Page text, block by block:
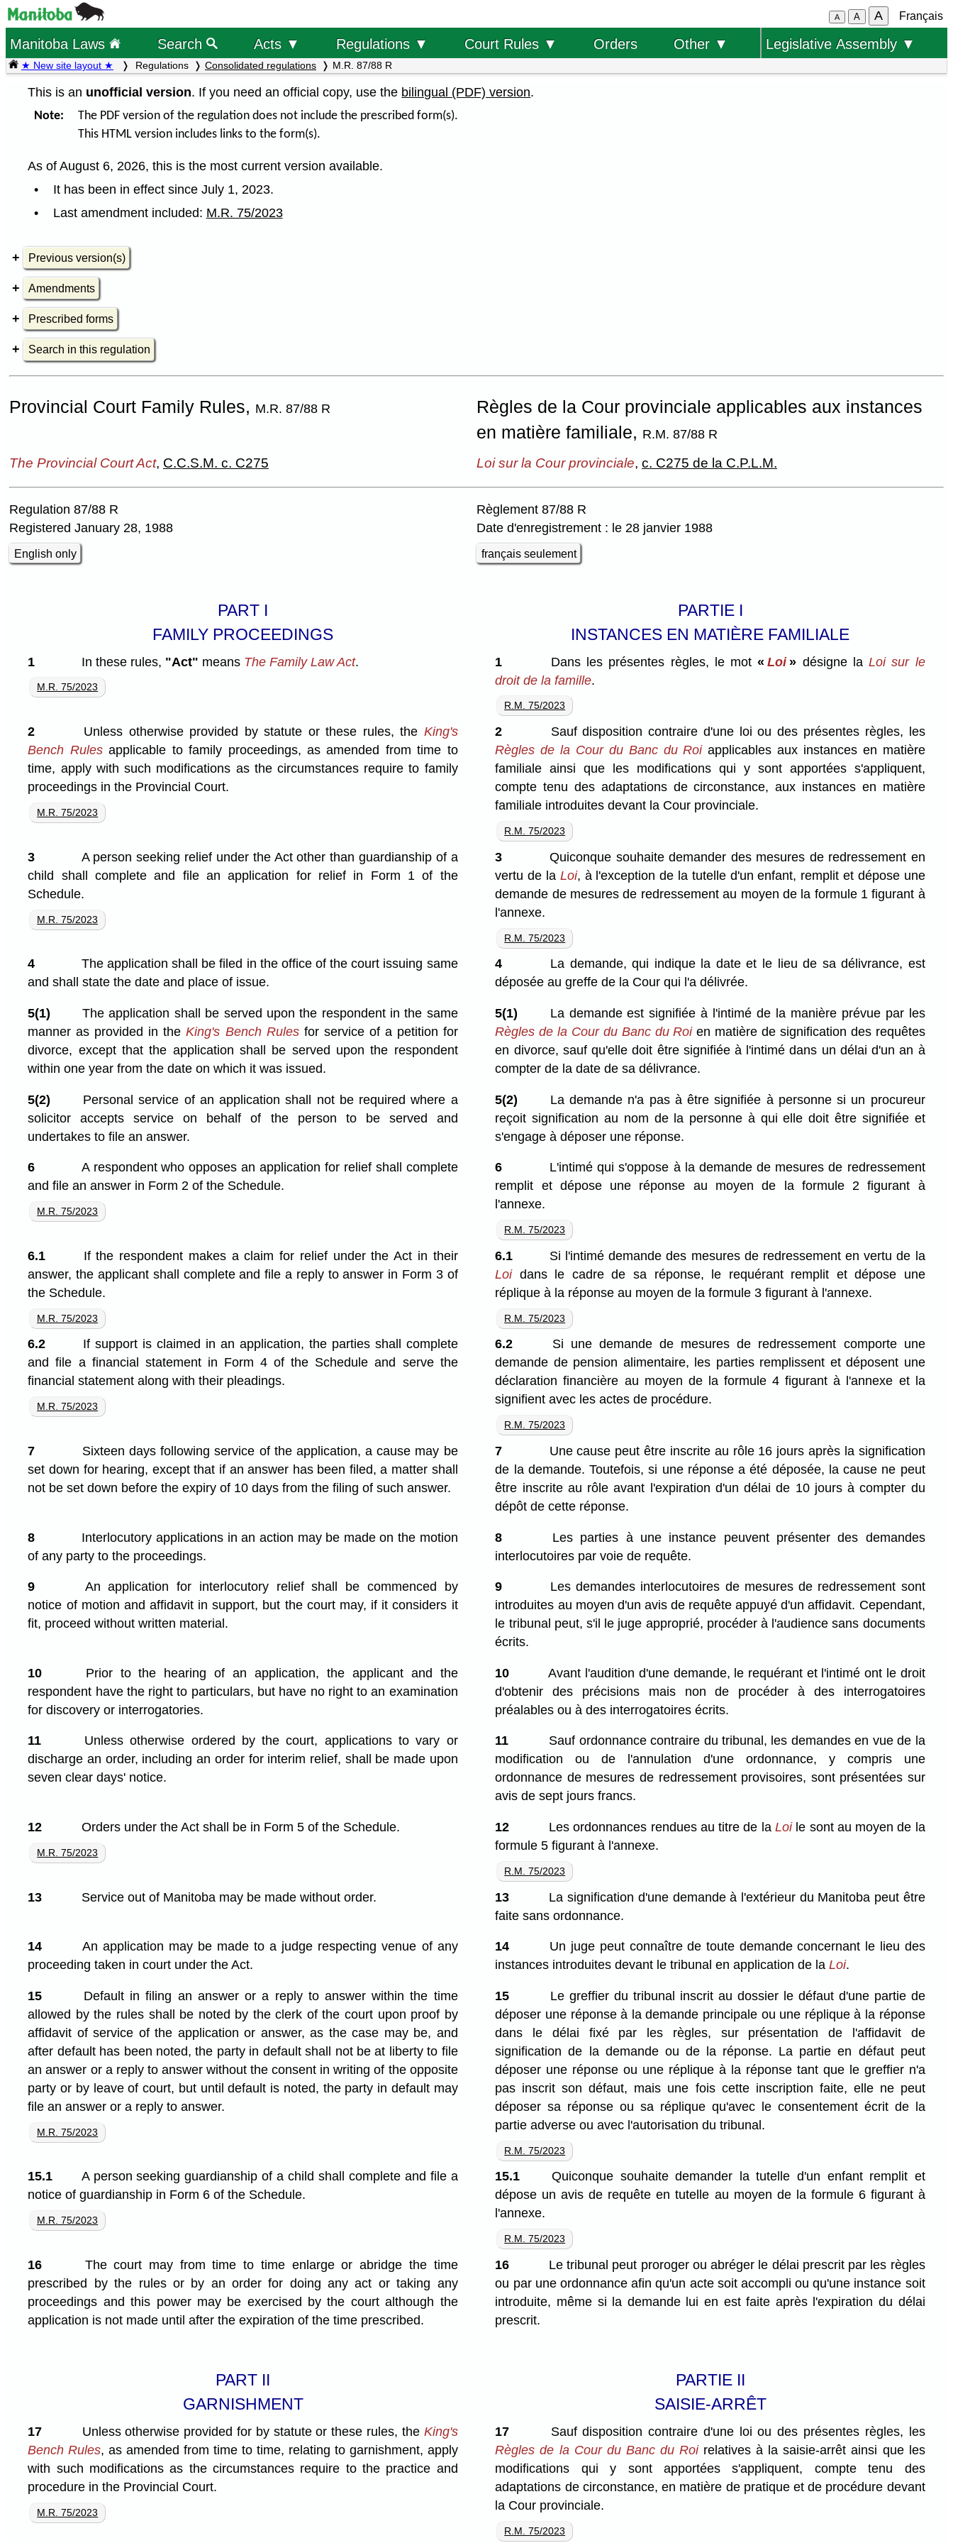
A A A Français
Manitoba Laws Search Acts ▼ Regulations ▼ Court Rules ▼ Orders Other ▼ Legislative Assembly ▼
★ New site layout ★ Regulations Consolidated regulations M.R. 87/88 R
This is an unofficial version. If you need an official copy, use the bilingual (PDF) version.
Note: The PDF version of the regulation does not include the prescribed form(s).
This HTML version includes links to the form(s).
As of August 6, 2026, this is the most current version available.
It has been in effect since July 1, 2023.
Last amendment included: M.R. 75/2023
Previous version(s)
Amendments
Prescribed forms
Search in this regulation
Provincial Court Family Rules, M.R. 87/88 R
Règles de la Cour provinciale applicables aux instances
en matière familiale, R.M. 87/88 R
The Provincial Court Act, C.C.S.M. c. C275 Loi sur la Cour provinciale, c. C275 de la C.P.L.M.
Regulation 87/88 R
Registered January 28, 1988
English only
Règlement 87/88 R
Date d'enregistrement : le 28 janvier 1988
français seulement
PART I
FAMILY PROCEEDINGS
PARTIE I
INSTANCES EN MATIÈRE FAMILIALE
1 In these rules, "Act" means The Family Law Act.
M.R. 75/2023
1 Dans les présentes règles, le mot«Loi» désigne laLoi sur le
droit de la famille.
R.M. 75/2023
2 Unless otherwise provided by statute or these rules, the King's
Bench Rulesapplicable to family proceedings, as amended from time to
time, apply with such modifications as the circumstances require to family
proceedings in the Provincial Court.
M.R. 75/2023
2
Sauf disposition contraire d'une loi ou des présentes règles, les
Règles de la Cour du Banc du Roiapplicables aux instances en matière
familiale ainsi que les modifications qui y sont apportées s'appliquent,
compte tenu des adaptations de circonstance, aux instances en matière
familiale introduites devant la Cour provinciale.
R.M. 75/2023
3
A person seeking relief under the Act other than guardianship of a
child shall complete and file an application for relief in Form 1 of the
Schedule.
M.R. 75/2023
3
Quiconque souhaite demander des mesures de redressement en
vertu de la Loi, à l'exception de la tutelle d'un enfant, remplit et dépose une
demande de mesures de redressement au moyen de la formule 1 figurant à
l'annexe.
R.M. 75/2023
4
The application shall be filed in the office of the court issuing same
and shall state the date and place of issue.
4
La demande, qui indique la date et le lieu de sa délivrance, est
déposée au greffe de la Cour qui l'a délivrée.
5(1)
The application shall be served upon the respondent in the same
manner as provided in theKing's Bench Rulesfor service of a petition for
divorce, except that the application shall be served upon the respondent
within one year from the date on which it was issued.
5(1)
La demande est signifiée à l'intimé de la manière prévue par les
Règles de la Cour du Banc du Roien matière de signification des requêtes
en divorce, sauf qu'elle doit être signifiée à l'intimé dans un délai d'un an à
compter de la date de sa délivrance.
5(2)
Personal service of an application shall not be required where a
solicitor accepts service on behalf of the person to be served and
undertakes to file an answer.
5(2)
La demande n'a pas à être signifiée à personne si un procureur
reçoit signification au nom de la personne à qui elle doit être signifiée et
s'engage à déposer une réponse.
6
A respondent who opposes an application for relief shall complete
and file an answer in Form 2 of the Schedule.
M.R. 75/2023
6
L'intimé qui s'oppose à la demande de mesures de redressement
remplit et dépose une réponse au moyen de la formule 2 figurant à
l'annexe.
R.M. 75/2023
6.1
If the respondent makes a claim for relief under the Act in their
answer, the applicant shall complete and file a reply to answer in Form 3 of
the Schedule.
M.R. 75/2023
6.1
Si l'intimé demande des mesures de redressement en vertu de la
Loi dans le cadre de sa réponse, le requérant remplit et dépose une
réplique à la réponse au moyen de la formule 3 figurant à l'annexe.
R.M. 75/2023
6.2
If support is claimed in an application, the parties shall complete
and file a financial statement in Form 4 of the Schedule and serve the
financial statement along with their pleadings.
M.R. 75/2023
6.2
Si une demande de mesures de redressement comporte une
demande de pension alimentaire, les parties remplissent et déposent une
déclaration financière au moyen de la formule 4 figurant à l'annexe et la
signifient avec les actes de procédure.
R.M. 75/2023
7
Sixteen days following service of the application, a cause may be
set down for hearing, except that if an answer has been filed, a matter shall
not be set down before the expiry of 10 days from the filing of such answer.
7
Une cause peut être inscrite au rôle 16 jours après la signification
de la demande. Toutefois, si une réponse a été déposée, la cause ne peut
être inscrite au rôle avant l'expiration d'un délai de 10 jours à compter du
dépôt de cette réponse.
8
Interlocutory applications in an action may be made on the motion
of any party to the proceedings.
8
Les parties à une instance peuvent présenter des demandes
interlocutoires par voie de requête.
9
An application for interlocutory relief shall be commenced by
notice of motion and affidavit in support, but the court may, if it considers it
fit, proceed without written material.
9
Les demandes interlocutoires de mesures de redressement sont
introduites au moyen d'un avis de requête appuyé d'un affidavit. Cependant,
le tribunal peut, s'il le juge approprié, procéder à l'audience sans documents
écrits.
10
Prior to the hearing of an application, the applicant and the
respondent have the right to particulars, but have no right to an examination
for discovery or interrogatories.
10
Avant l'audition d'une demande, le requérant et l'intimé ont le droit
d'obtenir des précisions mais non de procéder à des interrogatoires
préalables ou à des interrogatoires écrits.
11
Unless otherwise ordered by the court, applications to vary or
discharge an order, including an order for interim relief, shall be made upon
seven clear days' notice.
11
Sauf ordonnance contraire du tribunal, les demandes en vue de la
modification ou de l'annulation d'une ordonnance, y compris une
ordonnance de mesures de redressement provisoires, sont présentées sur
avis de sept jours francs.
12 Orders under the Act shall be in Form 5 of the Schedule.
M.R. 75/2023
12 Les ordonnances rendues au titre de la Loi le sont au moyen de la
formule 5 figurant à l'annexe.
R.M. 75/2023
13 Service out of Manitoba may be made without order. 13
La signification d'une demande à l'extérieur du Manitoba peut être
faite sans ordonnance.
14
An application may be made to a judge respecting venue of any
proceeding taken in court under the Act.
14
Un juge peut connaître de toute demande concernant le lieu des
instances introduites devant le tribunal en application de laLoi.
15
Default in filing an answer or a reply to answer within the time
allowed by the rules shall be noted by the clerk of the court upon proof by
affidavit of service of the application or answer, as the case may be, and
after default has been noted, the party in default shall not be at liberty to file
an answer or a reply to answer without the consent in writing of the opposite
party or by leave of court, but until default is noted, the party in default may
file an answer or a reply to answer.
M.R. 75/2023
15
Le greffier du tribunal inscrit au dossier le défaut d'une partie de
déposer une réponse à la demande principale ou une réplique à la réponse
dans le délai fixé par les règles, sur présentation de l'affidavit de
signification de la demande ou de la réponse. La partie en défaut peut
déposer une réponse ou une réplique à la réponse tant que le greffier n'a
pas inscrit son défaut, mais une fois cette inscription faite, elle ne peut
déposer sa réponse ou sa réplique qu'avec le consentement écrit de la
partie adverse ou avec l'autorisation du tribunal.
R.M. 75/2023
15.1
A person seeking guardianship of a child shall complete and file a
notice of guardianship in Form 6 of the Schedule.
M.R. 75/2023
15.1
Quiconque souhaite demander la tutelle d'un enfant remplit et
dépose un avis de requête en tutelle au moyen de la formule 6 figurant à
l'annexe.
R.M. 75/2023
16
The court may from time to time enlarge or abridge the time
prescribed by the rules or by an order for doing any act or taking any
proceedings and this power may be exercised by the court although the
application is not made until after the expiration of the time prescribed.
16
Le tribunal peut proroger ou abréger le délai prescrit par les règles
ou par une ordonnance afin qu'un acte soit accompli ou qu'une instance soit
introduite, même si la demande lui en est faite après l'expiration du délai
prescrit.
PART II
GARNISHMENT
PARTIE II
SAISIE-ARRÊT
17 Unless otherwise provided for by statute or these rules, the King's
Bench Rules, as amended from time to time, relating to garnishment, apply
with such modifications as the circumstances require to the practice and
procedure in the Provincial Court.
M.R. 75/2023
17
Sauf disposition contraire d'une loi ou des présentes règles, les
Règles de la Cour du Banc du Roirelatives à la saisie-arrêt ainsi que les
modifications qui y sont apportées s'appliquent, compte tenu des
adaptations de circonstance, en matière de pratique et de procédure devant
la Cour provinciale.
R.M. 75/2023